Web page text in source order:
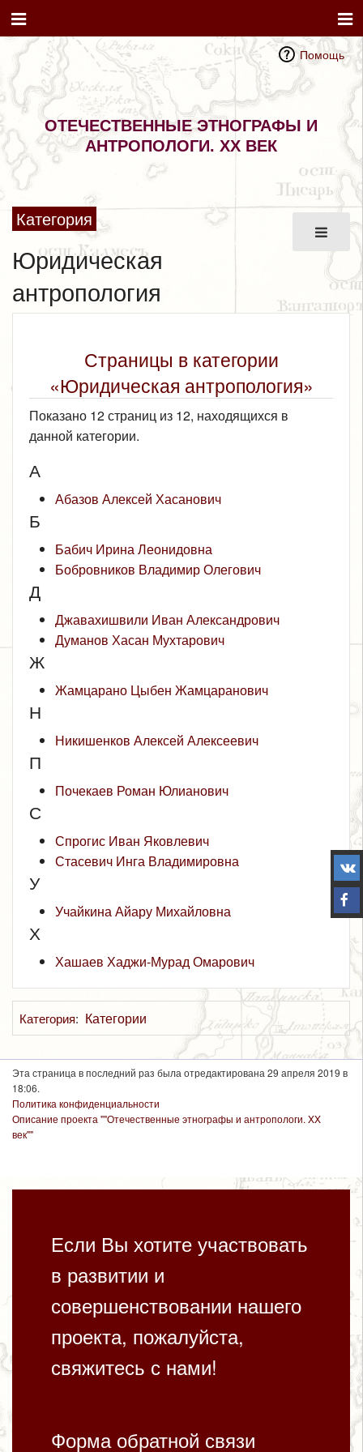
Помощь
ОТЕЧЕСТВЕННЫЕ ЭТНОГРАФЫ И
АНТРОПОЛОГИ. XX ВЕК
Категория
Юридическая
антропология
Страницы в категории
«Юридическая антропология»
Показано 12 страниц из 12, находящихся в
данной категории.
А
Абазов Алексей Хасанович
Б
Бабич Ирина Леонидовна
Бобровников Владимир Олегович
Д
Джавахишвили Иван Александрович
Думанов Хасан Мухтарович
Ж
Жамцарано Цыбен Жамцаранович
Н
Никишенков Алексей Алексеевич
П
Почекаев Роман Юлианович
С
Спрогис Иван Яковлевич
Стасевич Инга Владимировна
У
Учайкина Айару Михайловна
Х
Хашаев Хаджи-Мурад Омарович
Категория: Категории
Эта страница в последний раз была отредактирована 29 апреля 2019 в
18:06.
Политика конфиденциальности
Описание проекта ""Отечественные этнографы и антропологи. XX
век""
Если Вы хотите участвовать
в развитии и
совершенствовании нашего
проекта, пожалуйста,
свяжитесь с нами!
Форма обратной связи